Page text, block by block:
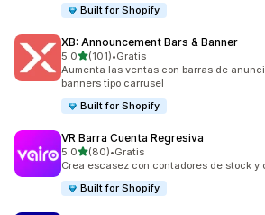
Built for Shopify
XB: Announcement Bars & Banner
5.0de 5 estrellas
(101)
101 reseñas en total
•Gratis
Aumenta las ventas con barras de
banners tipo carrusel
Built for Shopify
VR Barra Cuenta Regresiva
5.0de 5 estrellas
(80)
80 reseñas en total
•Gratis
Crea escasez con contadores de stock y
Built for Shopify